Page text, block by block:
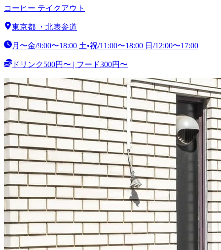
コーヒー テイクアウト
東京都 ・ 北表参道
月〜金/9:00〜18:00 土•祝/11:00〜18:00 日/12:00〜17:00
ドリンク500円〜 | フード300円〜